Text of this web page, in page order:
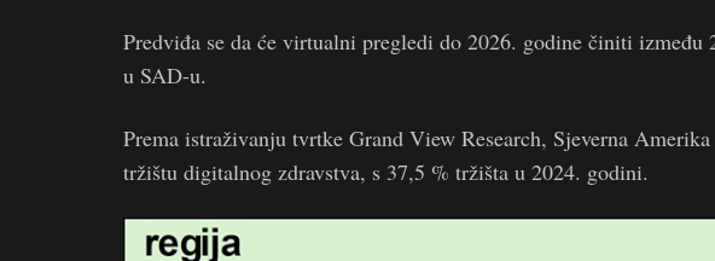
Predviđa se da će virtualni pregledi do 2026. godine činiti
u SAD-u.
Prema istraživanju tvrtke Grand View Research, Sjeverna
tržištu digitalnog zdravstva, s 37,5 % tržišta u 2024. godini.